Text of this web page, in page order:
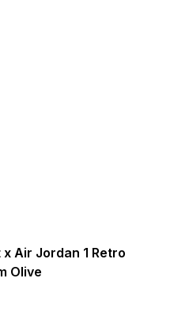
Air Jordan 1 Retro
Olive